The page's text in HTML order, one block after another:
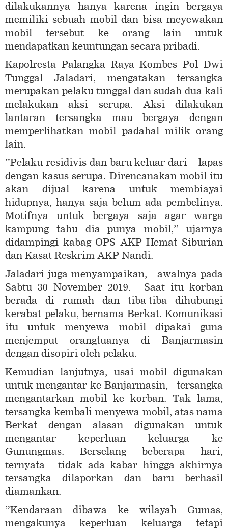
dilakukannya hanya karena ingin bergaya
memiliki sebuah mobil dan bisa meyewakan
mobil tersebut ke orang lain untuk
mendapatkan keuntungan secara pribadi.
Kapolresta Palangka Raya Kombes Pol Dwi
Tunggal Jaladari, mengatakan tersangka
merupakan pelaku tunggal dan sudah dua kali
melakukan aksi serupa. Aksi dilakukan
lantaran tersangka mau bergaya dengan
memperlihatkan mobil padahal milik orang
lain.
”Pelaku residivis dan baru keluar dari lapas
dengan kasus serupa. Direncanakan mobil itu
akan dijual karena untuk membiayai
hidupnya, hanya saja belum ada pembelinya.
Motifnya untuk bergaya saja agar warga
kampung tahu dia punya mobil,” ujarnya
didampingi kabag OPS AKP Hemat Siburian
dan Kasat Reskrim AKP Nandi.
Jaladari juga menyampaikan, awalnya pada
Sabtu 30 November 2019. Saat itu korban
berada di rumah dan tiba-tiba dihubungi
kerabat pelaku, bernama Berkat. Komunikasi
itu untuk menyewa mobil dipakai guna
menjemput orangtuanya di Banjarmasin
dengan disopiri oleh pelaku.
Kemudian lanjutnya, usai mobil digunakan
untuk mengantar ke Banjarmasin, tersangka
mengantarkan mobil ke korban. Tak lama,
tersangka kembali menyewa mobil, atas nama
Berkat dengan alasan digunakan untuk
mengantar keperluan keluarga ke
Gunungmas. Berselang beberapa hari,
ternyata tidak ada kabar hingga akhirnya
tersangka dilaporkan dan baru berhasil
diamankan.
”Kendaraan dibawa ke wilayah Gumas,
mengakunya keperluan keluarga tetapi